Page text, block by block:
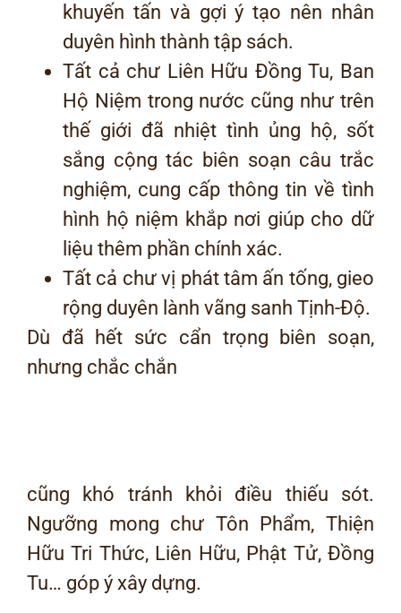
khuyến tấn và gợi ý tạo nên nhân
duyên hình thành tập sách.
Tất cả chư Liên Hữu Đồng Tu, Ban
Hộ Niệm trong nước cũng như trên
thế giới đã nhiệt tình ủng hộ, sốt
sắng cộng tác biên soạn câu trắc
nghiệm, cung cấp thông tin về tình
hình hộ niệm khắp nơi giúp cho dữ
liệu thêm phần chính xác.
Tất cả chư vị phát tâm ấn tống, gieo
rộng duyên lành vãng sanh Tịnh-Độ.
Dù đã hết sức cẩn trọng biên soạn,
nhưng chắc chắn
cũng khó tránh khỏi điều thiếu sót.
Ngưỡng mong chư Tôn Phẩm, Thiện
Hữu Tri Thức, Liên Hữu, Phật Tử, Đồng
Tu… góp ý xây dựng.